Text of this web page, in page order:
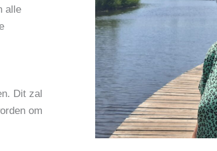
alle
Dit zal
om